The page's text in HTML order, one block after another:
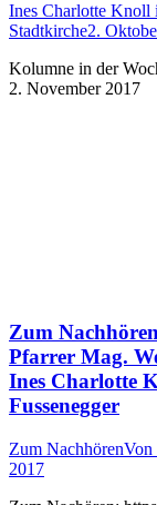
Ines Charlotte Knoll
Stadtkirche2.
Kolumne in der
2. November 2017
Zum
Pfarrer Mag.
Ines Charlotte
Fussenegger
Zum NachhörenVon
2017